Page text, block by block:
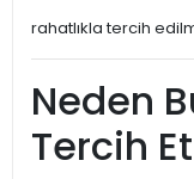
rahatlıkla tercih
Neden
Tercih